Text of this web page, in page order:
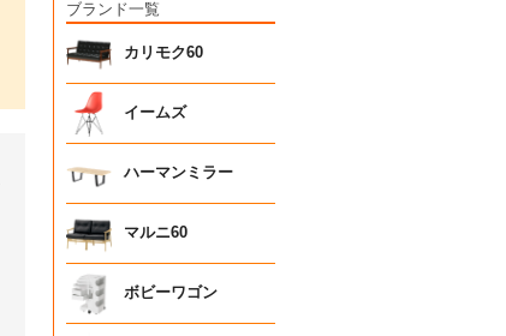
ブランド一覧
カリモク60
イームズ
ハーマンミラー
マルニ60
ボビーワゴン